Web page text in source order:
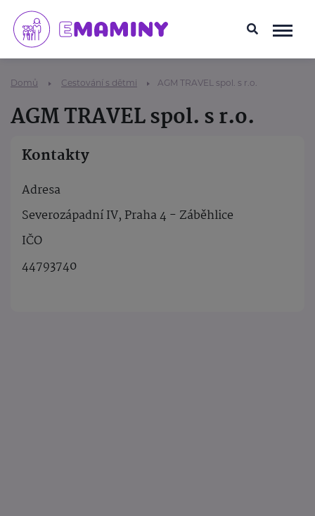
Domů Cestování s dětmi AGM TRAVEL spol. s r.o.
AGM TRAVEL spol. s r.o.
Kontakty
Adresa
Severozápadní IV, Praha 4 - Záběhlice
IČO
44793740